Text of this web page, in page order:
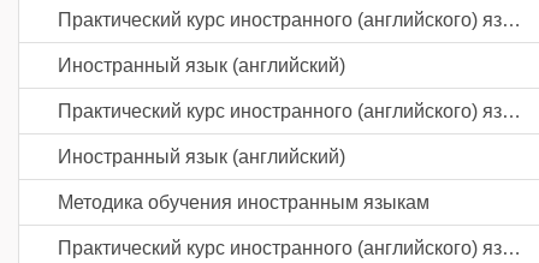
Практический курс иностранного (английского) языка
Иностранный язык (английский)
Практический курс иностранного (английского) языка
Иностранный язык (английский)
Методика обучения иностранным языкам
Практический курс иностранного (английского) языка